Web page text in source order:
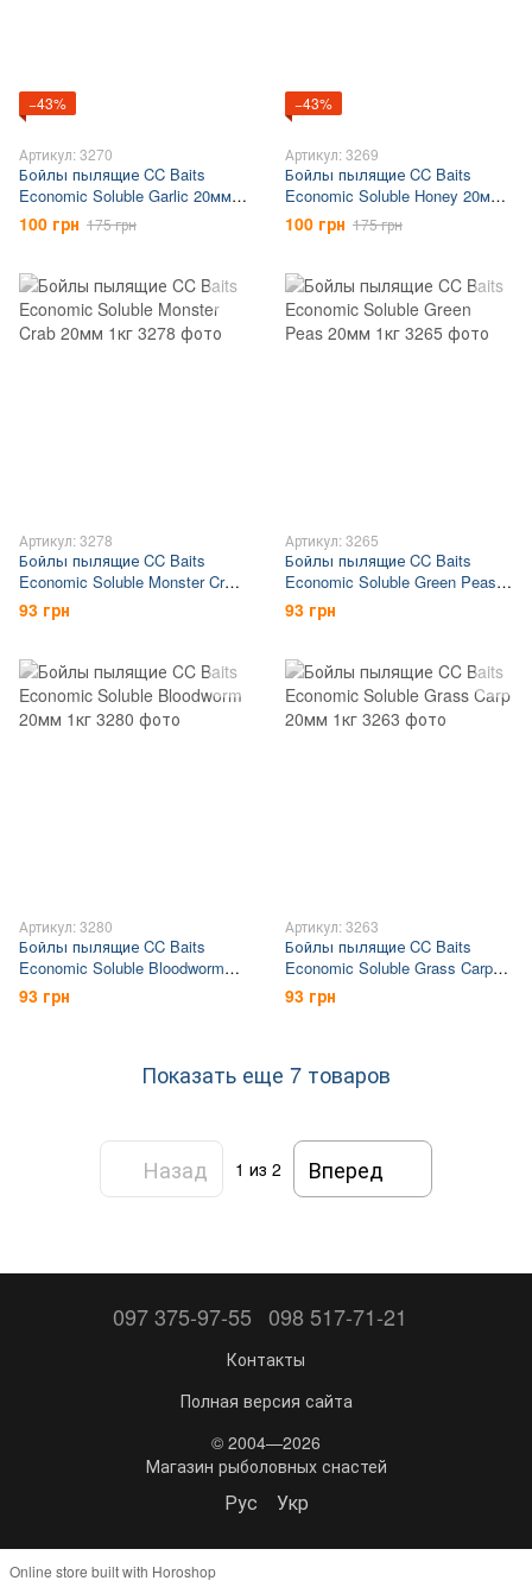
−43%
Артикул: 3270
Бойлы пылящие CC Baits
Economic Soluble Garlic 20мм
1кг
100 грн 175 грн
−43%
Артикул: 3269
Бойлы пылящие CC Baits
Economic Soluble Honey 20мм
1кг
100 грн 175 грн
Артикул: 3278
Бойлы пылящие CC Baits
Economic Soluble Monster Crab
20мм 1кг
93 грн
Артикул: 3265
Бойлы пылящие CC Baits
Economic Soluble Green Peas
20мм 1кг
93 грн
Артикул: 3280
Бойлы пылящие CC Baits
Economic Soluble Bloodworm
20мм 1кг
93 грн
Артикул: 3263
Бойлы пылящие CC Baits
Economic Soluble Grass Carp
20мм 1кг
93 грн
Показать еще 7 товаров
Назад 1 из 2 Вперед
097 375-97-55 098 517-71-21
Контакты
Полная версия сайта
© 2004—2026
Магазин рыболовных снастей
Рус Укр
Online store built with Horoshop